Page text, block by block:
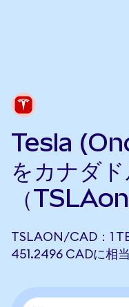
Tesla
をカナダ
（
TSLAON/CAD：1
451.2496 CADに相